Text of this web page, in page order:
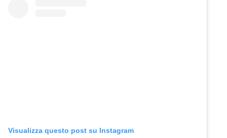
Visualizza questo post su Instagram